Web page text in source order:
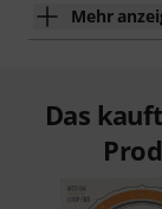
Mehr
Das